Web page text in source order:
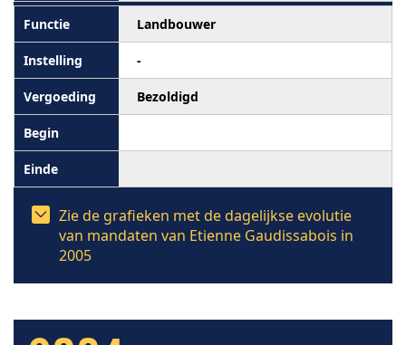
Landbouwer
-
Bezoldigd
Zie de grafieken met de dagelijkse evolutie
van mandaten van Etienne Gaudissabois in
2005